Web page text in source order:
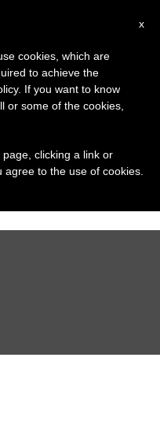
2014
x
cookies, which are
to achieve the
If you want to know
or some of the cookies,
clicking a link or
to the use of cookies.